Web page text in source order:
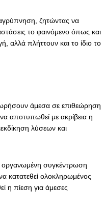
ζητώντας να
το φαινόμενο όπως και
αλλά πλήττουν και το ίδιο το
άμεσα σε επιθεώρηση
αποτυπωθεί με ακρίβεια η
λύσεων και
συγκέντρωση
κατατεθεί ολοκληρωμένος
η πίεση για άμεσες